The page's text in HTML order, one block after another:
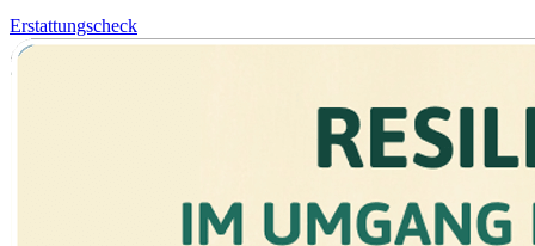
Erstattungscheck